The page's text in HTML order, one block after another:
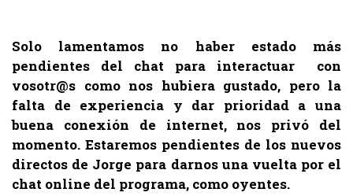
Solo lamentamos no haber estado más
pendientes del chat para interactuar con
vosotr@s como nos hubiera gustado, pero la
falta de experiencia y dar prioridad a una
buena conexión de internet, nos privó del
momento. Estaremos pendientes de los nuevos
directos de Jorge para darnos una vuelta por el
chat online del programa, como oyentes.